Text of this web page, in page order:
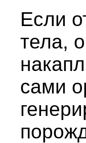
Если
тела,
сами